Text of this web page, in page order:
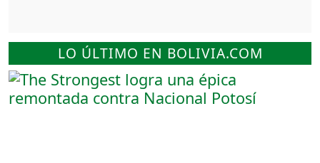
LO ÚLTIMO EN BOLIVIA.COM